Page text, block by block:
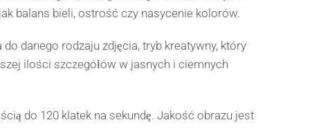
balans bieli, ostrość czy nasycenie kolorów.
danego rodzaju zdjęcia, tryb kreatywny, który
ilości szczegółów w jasnych i ciemnych
do 120 klatek na sekundę. Jakość obrazu jest